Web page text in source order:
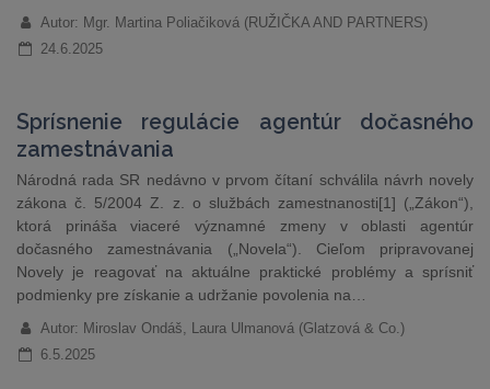
Autor: Mgr. Martina Poliačiková (RUŽIČKA AND PARTNERS)
24.6.2025
Sprísnenie regulácie agentúr dočasného
zamestnávania
Národná rada SR nedávno v prvom čítaní schválila návrh novely
zákona č. 5/2004 Z. z. o službách zamestnanosti[1] („Zákon“),
ktorá prináša viaceré významné zmeny v oblasti agentúr
dočasného zamestnávania („Novela“). Cieľom pripravovanej
Novely je reagovať na aktuálne praktické problémy a sprísniť
podmienky pre získanie a udržanie povolenia na…
Autor: Miroslav Ondáš, Laura Ulmanová (Glatzová & Co.)
6.5.2025